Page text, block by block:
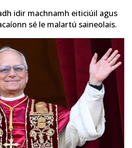
idir machnamh eiticiúil agus
sé le malartú saineolais.